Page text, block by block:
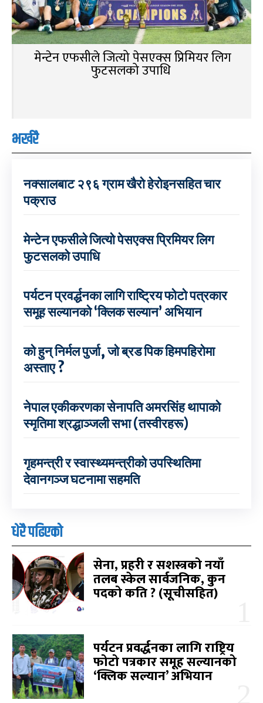
मेन्टेन एफसीले जित्यो पेसएक्स प्रिमियर लिग
फुटसलको उपाधि
भर्खरै
नक्सालबाट २९६ ग्राम खैरो हेरोइनसहित चार
पक्राउ
मेन्टेन एफसीले जित्यो पेसएक्स प्रिमियर लिग
फुटसलको उपाधि
पर्यटन प्रवर्द्धनका लागि राष्ट्रिय फोटो पत्रकार
समूह सल्यानको ‘क्लिक सल्यान’ अभियान
को हुन् निर्मल पुर्जा, जो ब्रड पिक हिमपहिरोमा
अस्ताए ?
नेपाल एकीकरणका सेनापति अमरसिंह थापाको
स्मृतिमा श्रद्धाञ्जली सभा (तस्वीरहरू)
गृहमन्त्री र स्वास्थ्यमन्त्रीको उपस्थितिमा
देवानगञ्ज घटनामा सहमति
धेरै पढिएको
सेना, प्रहरी र सशस्त्रको नयाँ
तलब स्केल सार्वजनिक, कुन
पदको कति ? (सूचीसहित)
पर्यटन प्रवर्द्धनका लागि राष्ट्रिय
फोटो पत्रकार समूह सल्यानको
‘क्लिक सल्यान’ अभियान